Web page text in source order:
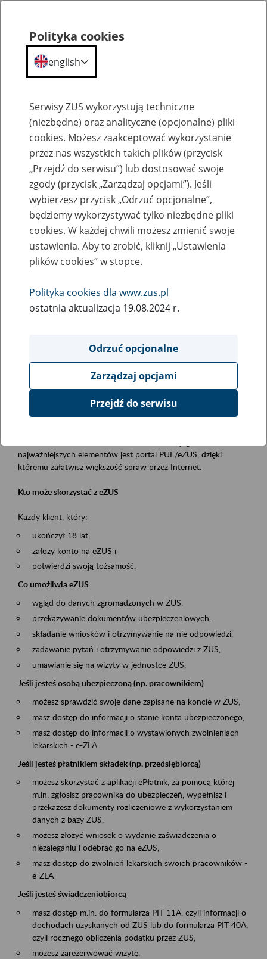
Szkolenia
Zaproś ZUS do siebie - zakładanie profili
eZUS w siedzibie Twojej firmy
Rodzaj wydarzenia
Szkolenia
obsługa klientów
Event description
Platforma Usług Elektronicznych ZUS eZUS
najważniejszych elementów jest portal PUE/eZUS, dzięki
któremu załatwisz większość spraw przez Internet.
Kto może skorzystać z eZUS
Każdy klient, który:
ukończył 18 lat,
założy konto na eZUS i
potwierdzi swoją tożsamość.
Co umożliwia eZUS
wgląd do danych zgromadzonych w ZUS,
przekazywanie dokumentów ubezpieczeniowych,
składanie wniosków i otrzymywanie na nie odpowiedzi,
zadawanie pytań i otrzymywanie odpowiedzi z ZUS,
umawianie się na wizyty w jednostce ZUS.
Jeśli jesteś osobą ubezpieczoną (np. pracownikiem)
możesz sprawdzić swoje dane zapisane na koncie w ZUS,
masz dostęp do informacji o stanie konta ubezpieczonego,
masz dostęp do informacji o wystawionych zwolnieniach
lekarskich - e-ZLA
Jeśli jesteś płatnikiem składek (np. przedsiębiorcą)
możesz skorzystać z aplikacji ePłatnik, za pomocą której
m.in. zgłosisz pracownika do ubezpieczeń, wypełnisz i
przekażesz dokumenty rozliczeniowe z wykorzystaniem
danych z bazy ZUS,
możesz złożyć wniosek o wydanie zaświadczenia o
niezaleganiu i odebrać go na eZUS,
masz dostęp do zwolnień lekarskich swoich pracowników -
e-ZLA
Jeśli jesteś świadczeniobiorcą
masz dostęp m.in. do formularza PIT 11A, czyli informacji o
dochodach uzyskanych od ZUS lub do formularza PIT 40A,
czyli rocznego obliczenia podatku przez ZUS,
możesz zarezerwować wizytę,
Polityka cookies
english
Serwisy ZUS wykorzystują techniczne
(niezbędne) oraz analityczne (opcjonalne) pliki
cookies. Możesz zaakceptować wykorzystanie
przez nas wszystkich takich plików (przycisk
„Przejdź do serwisu”) lub dostosować swoje
zgody (przycisk „Zarządzaj opcjami”). Jeśli
wybierzesz przycisk „Odrzuć opcjonalne”,
będziemy wykorzystywać tylko niezbędne pliki
cookies. W każdej chwili możesz zmienić swoje
ustawienia. Aby to zrobić, kliknij „Ustawienia
plików cookies” w stopce.
Polityka cookies dla www.zus.pl
ostatnia aktualizacja 19.08.2024 r.
Odrzuć opcjonalne
Zarządzaj opcjami
Przejdź do serwisu